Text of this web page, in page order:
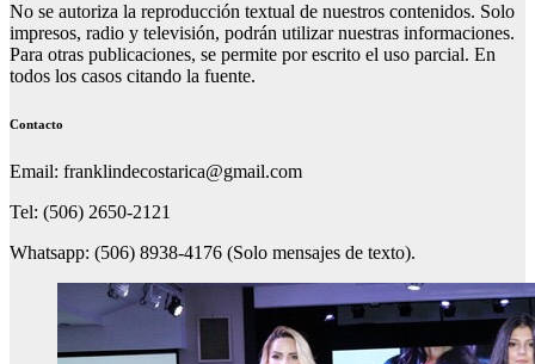
No se autoriza la reproducción textual de nuestros contenidos. Solo
impresos, radio y televisión, podrán utilizar nuestras informaciones.
Para otras publicaciones, se permite por escrito el uso parcial. En
todos los casos citando la fuente.
Contacto
Email: franklindecostarica@gmail.com
Tel: (506) 2650-2121
Whatsapp: (506) 8938-4176 (Solo mensajes de texto).